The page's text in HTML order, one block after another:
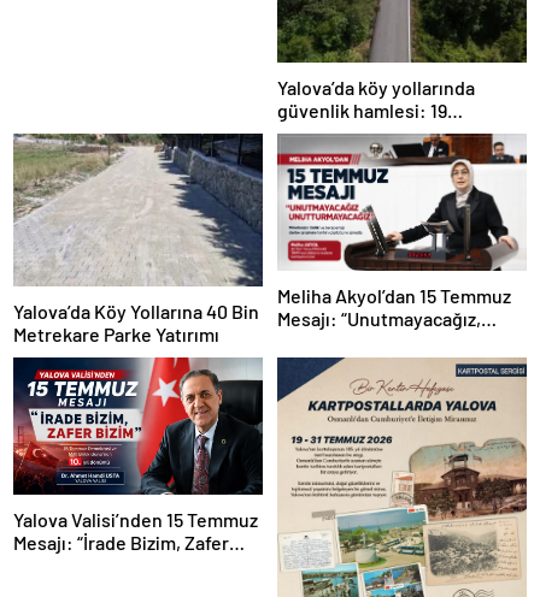
Yalova’da köy yollarında
güvenlik hamlesi: 19
kilometrelik çalışma hedefi
Yalova’da Köy Yollarına 40 Bin
Metrekare Parke Yatırımı
Meliha Akyol’dan 15 Temmuz
Mesajı: “Unutmayacağız,
Yalova Valisi’nden 15 Temmuz
Mesajı: “İrade Bizim, Zafer